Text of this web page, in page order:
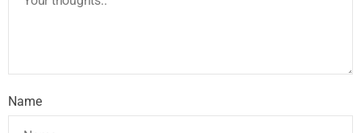
Name